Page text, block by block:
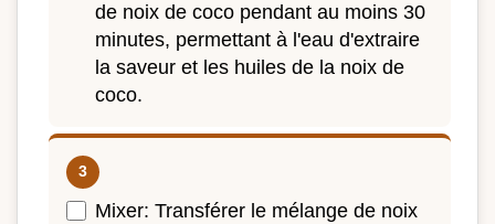
de noix de coco pendant au moins 30
minutes, permettant à l'eau d'extraire
la saveur et les huiles de la noix de
coco.
Mixer: Transférer le mélange de noix